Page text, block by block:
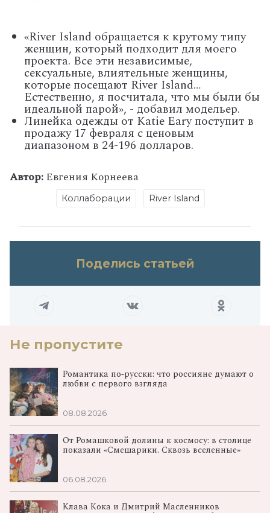
«River Island обращается к крутому типу
женщин, который подходит для моего
проекта. Все эти независимые,
сексуальные, влиятельные женщины,
которые посещают River Island…
Естественно, я посчитала, что мы были бы
идеальной парой», - добавил модельер.
Линейка одежды от Katie Eary поступит в
продажу 17 февраля с ценовым
диапазоном в 24-196 долларов.
Автор:Евгения Корнеева
Коллаборации River Island
Поделись статьей
Не пропустите
Романтика по‑русски: что россияне думают о
любви с первого взгляда
08.08.2026
От Ромашковой долины к космосу: в столице
показали «Смешарики. Сквозь вселенные»
06.08.2026
Клава Кока и Дмитрий Масленников